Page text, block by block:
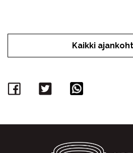
Kaikki
Facebook
Twitter